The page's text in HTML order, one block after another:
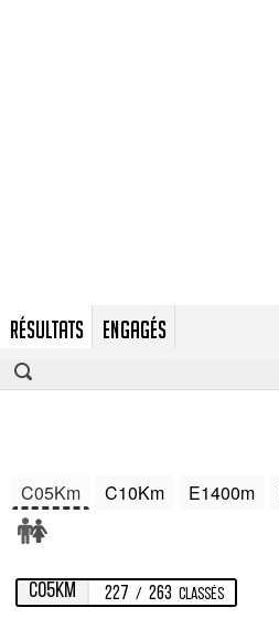
RÉSULTATS ENGAGÉS
C05Km C10Km E1400m
C05Km 227 / 263 Classés